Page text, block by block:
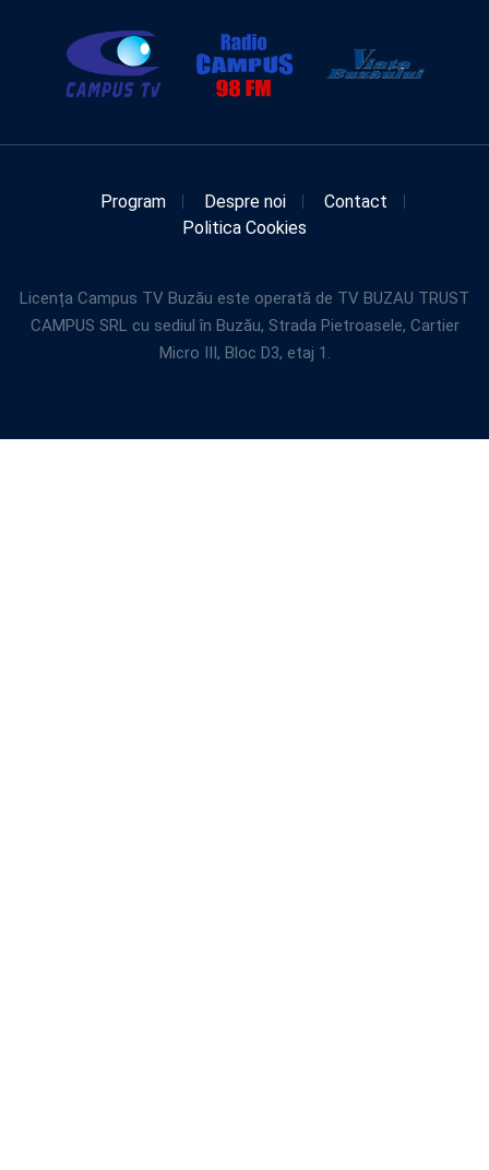
Program Despre noi
Contact
Politica Cookies
Licența Campus TV Buzău este operată de TV BUZAU TRUST
CAMPUS SRL cu sediul în Buzău, Strada Pietroasele, Cartier
Micro III, Bloc D3, etaj 1.